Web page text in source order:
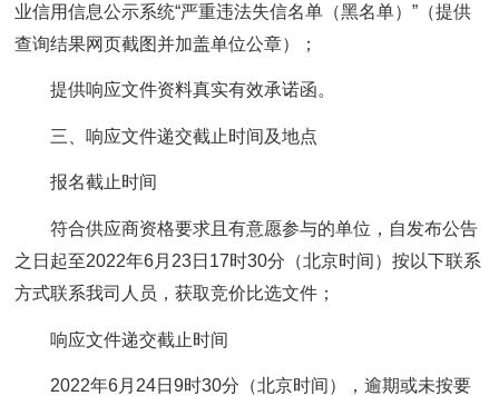
业信用信息公示系统“严重违法失信名单（黑名单）”（提供
查询结果网页截图并加盖单位公章）；
提供响应文件资料真实有效承诺函。
三、响应文件递交截止时间及地点
报名截止时间
符合供应商资格要求且有意愿参与的单位，自发布公告
之日起至2022年6月23日17时30分（北京时间）按以下联系
方式联系我司人员，获取竞价比选文件；
响应文件递交截止时间
2022年6月24日9时30分（北京时间），逾期或未按要